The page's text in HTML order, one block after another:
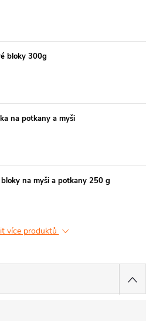
bloky 300g
na potkany a myši
na myši a potkany 250 g
více produktů